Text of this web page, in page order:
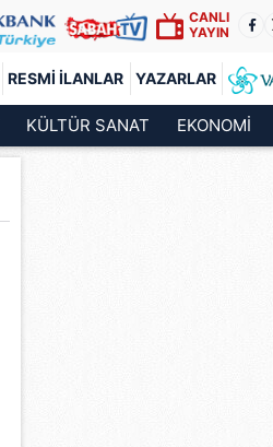
CANLI
YAYIN
RESMI İLANLAR YAZARLAR
KÜLTÜR SANAT EKONOMİ